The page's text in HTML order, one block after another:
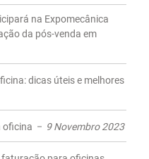
na Expomecânica
da pós-venda em
dicas úteis e melhores
oficina 9 Novembro 2023